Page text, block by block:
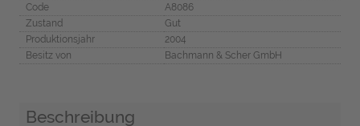
Code
A8086
Zustand
Gut
Produktionsjahr
2004
Besitz von
Bachmann & Scher GmbH
Beschreibung